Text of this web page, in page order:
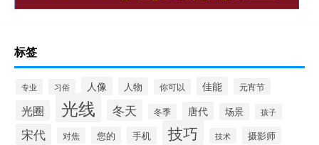
标签
专业 习俗 人像 人物 你可以 佳能 元宵节
光圈 光线 冬天 冬季 唐代 场景 孩子
宋代 对焦 您的 手机 技巧 技术 摄影师